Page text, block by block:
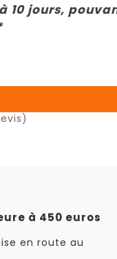
10 jours,
à 450 euros
en route au